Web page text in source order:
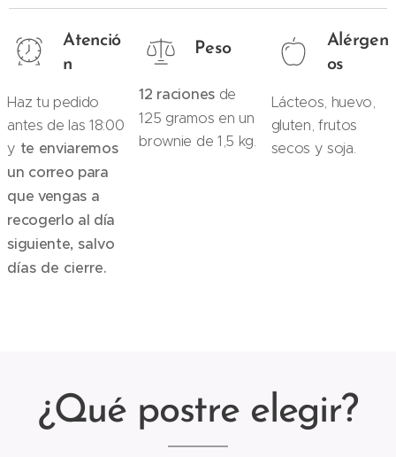
Atenció
n
Haz tu pedido
antes de las 18:00
y te enviaremos
un correo para
que vengas a
recogerlo al día
siguiente, salvo
días de cierre.
Peso
12 racionesde
125 gramos en un
brownie de 1,5 kg.
Alérgen
os
Lácteos, huevo,
gluten, frutos
secos y soja.
¿Qué postre elegir?